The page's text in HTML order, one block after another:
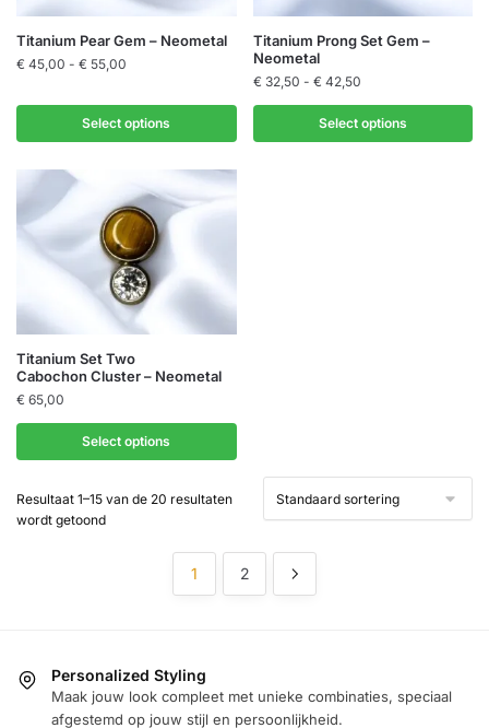
productpagina
productpagina
Titanium Pear Gem – Neometal
€ 45,00 - € 55,00
tot
€ 55,00
Select options
Dit
product
meerdere
variaties.
Deze
optie
kan
gekozen
worden
op
productpagina
Titanium Prong Set Gem –
Neometal
€ 32,50 - € 42,50Prijsklasse:
tot
€ 42,50
Select options
Dit
product
heeft
meerdere
variaties.
Titanium Set Two
Cabochon Cluster – Neometal
€ 65,00
Select options
Dit
product
heeft
meerdere
variaties.
optie
productpagina
Resultaat 1–15 van de 20 resultaten
wordt getoond
1 2
Personalized Styling
Maak jouw look compleet met unieke combinaties, speciaal
afgestemd op jouw stijl en persoonlijkheid.